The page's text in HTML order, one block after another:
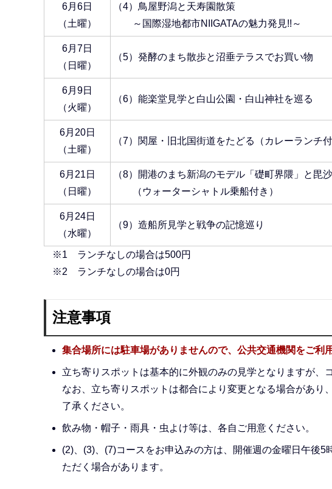
6月6日
（土曜）
（4）鳥屋野潟と天寿園散策
～国際湿地都市NIIGATAの魅力発見!!～
6月7日
（日曜）
（5）発酵のまち散歩と沼垂テラスでお買い物
6月9日
（火曜）
（6）能楽堂見学と白山公園・白山神社を巡る
6月20日
（土曜）
（7）関屋・旧北国街道をたどる（カレーランチ付
6月21日
（日曜）
（8）開港のまち新潟のモデル「礎町界隈」と毘
（ウォーターシャトル乗船付き）
6月24日
（水曜）
（9）造船所見学と戦争の記憶巡り
※1 ランチなしの場合は500円
※2 ランチなしの場合は0円
注意事項
集合場所には駐車場がありませんので、公共交通機関をご利
立ち寄りスポットは基本的に外観のみの見学となりますが、
なお、立ち寄りスポットは都合により変更となる場合があ
了承ください。
飲み物・帽子・雨具・虫よけ等は、各自ご用意ください。
(2)、(3)、(7)コースをお申込みの方は、開催週の金曜日午後
ただく場合があります。